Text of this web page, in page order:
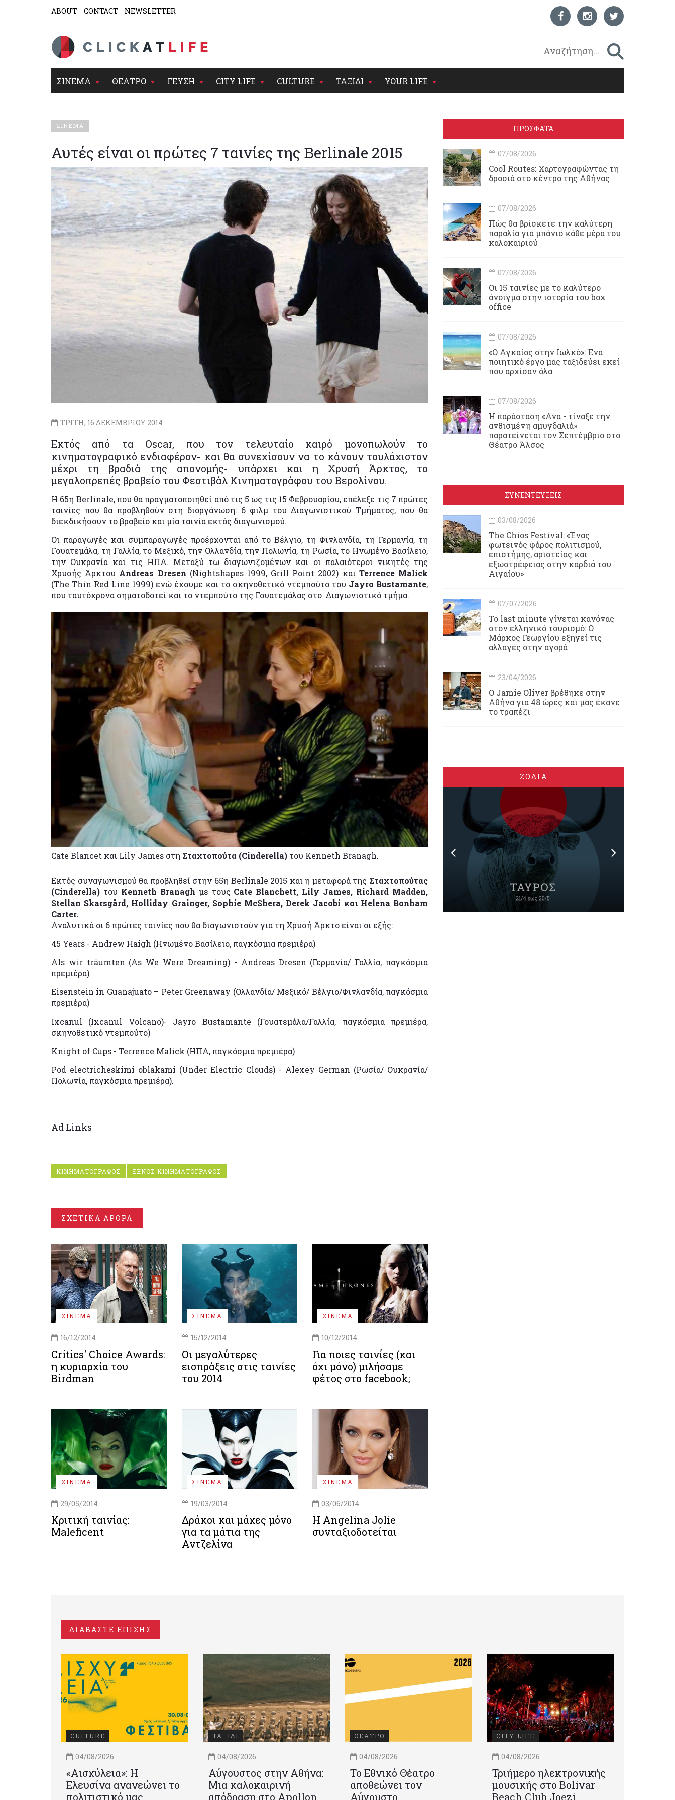
ABOUT CONTACT NEWSLETTER
ΣΙΝΕΜΑ ΘΕΑΤΡΟ ΓΕΥΣΗ CITY LIFE CULTURE ΤΑΞΙΔΙ YOUR LIFE
ΣΙΝΕΜΑ
Αυτές είναι οι πρώτες 7 ταινίες της Berlinale 2015
ΤΡΙΤΗ, 16 ΔΕΚΕΜΒΡΙΟΥ 2014
Εκτός από τα Oscar, που τον τελευταίο καιρό μονοπωλούν το
κινηματογραφικό ενδιαφέρον- και θα συνεχίσουν να το κάνουν τουλάχιστον
μέχρι τη βραδιά της απονομής- υπάρχει και η Χρυσή Άρκτος, το
μεγαλοπρεπές βραβείο του Φεστιβάλ Κινηματογράφου του Βερολίνου.
Η 65η Berlinale, που θα πραγματοποιηθεί από τις 5 ως τις 15 Φεβρουαρίου, επέλεξε τις 7 πρώτες
ταινίες που θα προβληθούν στη διοργάνωση: 6 φιλμ του Διαγωνιστικού Τμήματος, που θα
διεκδικήσουν το βραβείο και μία ταινία εκτός διαγωνισμού.
Οι παραγωγές και συμπαραγωγές προέρχονται από το Βέλγιο, τη Φινλανδία, τη Γερμανία, τη
Γουατεμάλα, τη Γαλλία, το Μεξικό, την Ολλανδία, την Πολωνία, τη Ρωσία, το Ηνωμένο Βασίλειο,
την Ουκρανία και τις ΗΠΑ. Μεταξύ τω διαγωνιζομένων και οι παλαιότεροι νικητές της
Χρυσής Άρκτου Andreas Dresen (Nightshapes 1999, Grill Point 2002) και Terrence Malick
(The Thin Red Line 1999) ενώ έχουμε και το σκηνοθετικό ντεμπούτο του Jayro Bustamante,
που ταυτόχρονα σηματοδοτεί και το ντεμπούτο της Γουατεμάλας στο Διαγωνιστικό τμήμα.
Cate Blancet και Lily James στη Σταχτοπούτα (Cinderella) του Kenneth Branagh.
Εκτός συναγωνισμού θα προβληθεί στην 65η Berlinale 2015 και η μεταφορά της Σταχτοπούτας
(Cinderella) του Kenneth Branagh με τους Cate Blanchett, Lily James, Richard Madden,
Stellan Skarsgård, Holliday Grainger, Sophie McShera, Derek Jacobi και Helena Bonham
Carter.
Αναλυτικά οι 6 πρώτες ταινίες που θα διαγωνιστούν για τη Χρυσή Άρκτο είναι οι εξής:
45 Years - Andrew Haigh (Ηνωμένο Βασίλειο, παγκόσμια πρεμιέρα)
Als wir träumten (As We Were Dreaming) - Andreas Dresen (Γερμανία/ Γαλλία, παγκόσμια
πρεμιέρα)
Eisenstein in Guanajuato – Peter Greenaway (Ολλανδία/ Μεξικό/ Βέλγιο/Φινλανδία, παγκόσμια
πρεμιέρα)
Ixcanul (Ixcanul Volcano)- Jayro Bustamante (Γουατεμάλα/Γαλλία, παγκόσμια πρεμιέρα,
σκηνοθετικό ντεμπούτο)
Knight of Cups - Terrence Malick (ΗΠΑ, παγκόσμια πρεμιέρα)
Pod electricheskimi oblakami (Under Electric Clouds) - Alexey German (Ρωσία/ Ουκρανία/
Πολωνία, παγκόσμια πρεμιέρα).
Ad Links
ΚΙΝΗΜΑΤΟΓΡΑΦΟΣ ΞΕΝΟΣ ΚΙΝΗΜΑΤΟΓΡΑΦΟΣ
ΣΧΕΤΙΚΑ ΑΡΘΡΑ
ΣΙΝΕΜΑ
16/12/2014
Critics' Choice Awards:
η κυριαρχία του
Birdman
ΣΙΝΕΜΑ
15/12/2014
Οι μεγαλύτερες
εισπράξεις στις ταινίες
του 2014
ΣΙΝΕΜΑ
10/12/2014
Για ποιες ταινίες (και
όχι μόνο) μιλήσαμε
φέτος στο facebook;
ΣΙΝΕΜΑ
29/05/2014
Κριτική ταινίας:
Maleficent
ΣΙΝΕΜΑ
19/03/2014
Δράκοι και μάχες μόνο
για τα μάτια της
Αντζελίνα
ΣΙΝΕΜΑ
03/06/2014
Η Angelina Jolie
συνταξιοδοτείται
ΠΡΟΣΦΑΤΑ
07/08/2026
Cool Routes: Χαρτογραφώντας τη
δροσιά στο κέντρο της Αθήνας
07/08/2026
Πώς θα βρίσκετε την καλύτερη
παραλία για μπάνιο κάθε μέρα του
καλοκαιριού
07/08/2026
Οι 15 ταινίες με το καλύτερο
άνοιγμα στην ιστορία του box
office
07/08/2026
«Ο Αγκαίος στην Ιωλκό»: Ένα
ποιητικό έργο μας ταξιδεύει εκεί
που αρχίσαν όλα
07/08/2026
Η παράσταση «Ανα - τίναξε την
ανθισμένη αμυγδαλιά»
παρατείνεται τον Σεπτέμβριο στο
Θέατρο Άλσος
ΣΥΝΕΝΤΕΥΞΕΙΣ
03/08/2026
Τhe Chios Festival: «Ένας
φωτεινός φάρος πολιτισμού,
επιστήμης, αριστείας και
εξωστρέφειας στην καρδιά του
Αιγαίου»
07/07/2026
Το last minute γίνεται κανόνας
στον ελληνικό τουρισμό: Ο
Μάρκος Γεωργίου εξηγεί τις
αλλαγές στην αγορά
23/04/2026
Ο Jamie Oliver βρέθηκε στην
Αθήνα για 48 ώρες και μας έκανε
το τραπέζι
ΖΩΔΙΑ
ΔΙΑΒΑΣΤΕ ΕΠΙΣΗΣ
CULTURE
04/08/2026
«Αισχύλεια»: Η
Ελευσίνα ανανεώνει το
πολιτιστικό μας
ΤΑΞΙΔΙ
04/08/2026
Αύγουστος στην Αθήνα:
Μια καλοκαιρινή
απόδραση στο Apollon
ΘΕΑΤΡΟ
04/08/2026
Το Εθνικό Θέατρο
αποθεώνει τον
Αύγουστο
CITY LIFE
04/08/2026
Τριήμερο ηλεκτρονικής
μουσικής στο Bolivar
Beach Club Joezi,